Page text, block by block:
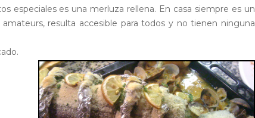
especiales es una merluza rellena. En casa siempre es un
resulta accesible para todos y no tienen ninguna